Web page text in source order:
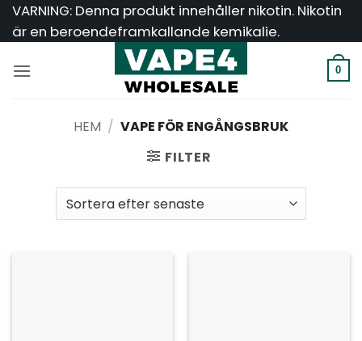
Hoppa
till
VARNING: Denna produkt innehåller nikotin. Nikotin
är en beroendeframkallande kemikalie.
0
HEM / VAPE FÖR ENGÅNGSBRUK
FILTER